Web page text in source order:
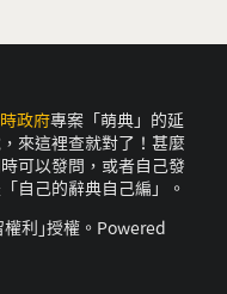
政府專案「萌典」的延
來這裡查就對了！甚麼
可以發問，或者自己發
自己的辭典自己編」。
權利｣授權。Powered